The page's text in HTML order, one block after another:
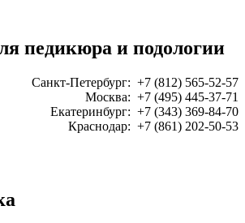
педикюра и подологии
Санкт-Петербург: +7 (812) 565-52-57
Москва: +7 (495) 445-37-71
Екатеринбург: +7 (343) 369-84-70
Краснодар: +7 (861) 202-50-53